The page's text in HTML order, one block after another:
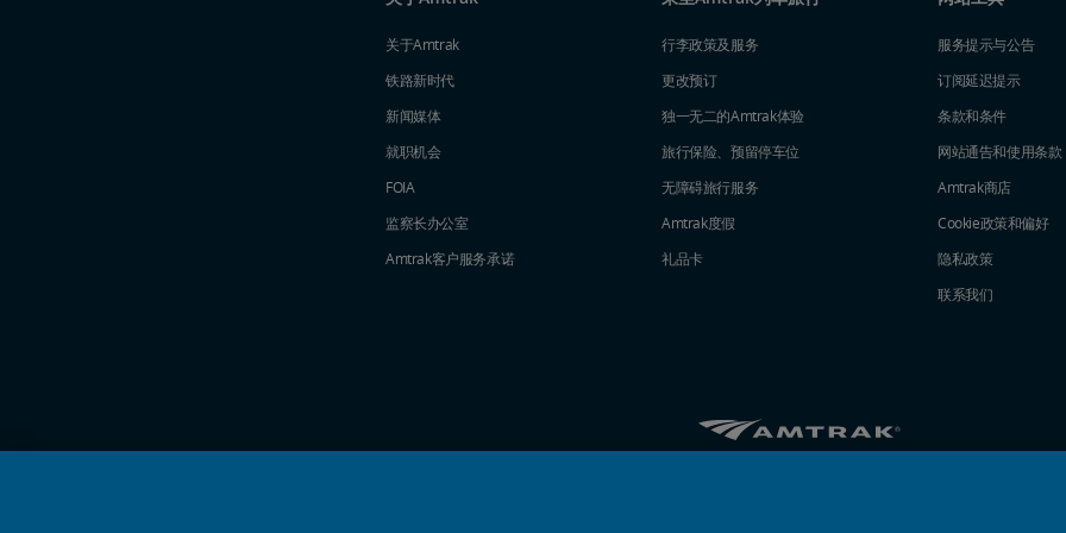
关于Amtrak
铁路新时代
新闻媒体
就职机会
FOIA
监察长办公室
Amtrak​​​​​​​客户服务承诺
行李政策及服务
更改预订
独一无二的Amtrak体验
旅行保险、预留停车位
无障碍旅行服务
Amtrak度假
礼品卡
服务提示与公告
订阅延迟提示
条款和条件
网站通告和使用条款
Amtrak商店
Cookie政策和偏好
隐私政策
联系我们